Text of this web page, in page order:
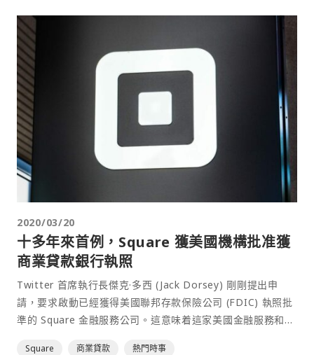
2020/03/20
十多年來首例，Square 獲美國機構批准獲
商業貸款銀行執照
Twitter 首席執行長傑克·多西 (Jack Dorsey) 剛剛提出申
請，要求啟動已經獲得美國聯邦存款保險公司 (FDIC) 執照批
準的 Square 金融服務公司。這意味着這家美國金融服務和行
Square 商業貸款 熱門時事